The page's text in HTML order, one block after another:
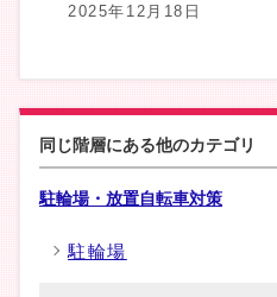
2025年12月18日
同じ階層にある他のカテゴリ
駐輪場・放置自転車対策
駐輪場